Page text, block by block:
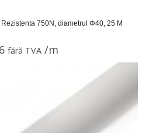
750N, diametrul Φ40, 25 M
fără TVA /m